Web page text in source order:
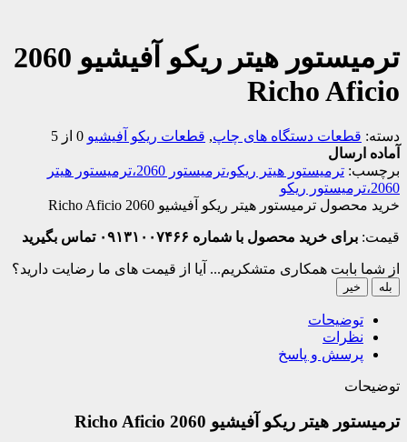
ترمیستور هیتر ریکو آفیشیو 2060
Richo Aficio
دسته: قطعات دستگاه های چاپ, قطعات ریکو آفیشیو 0 از 5
آماده ارسال
برچسب:
ترمیستور هیتر ریکو،ترمیستور 2060،ترمیستور هیتر
2060،ترمیستور ریکو
خرید محصول ترمیستور هیتر ریکو آفیشیو 2060 Richo Aficio
قیمت: برای خرید محصول با شماره ۰۹۱۳۱۰۰۷۴۶۶ تماس بگیرید
از شما بابت همکاری متشکریم... آیا از قیمت های ما رضایت دارید؟
بله خیر
توضیحات
نظرات
پرسش و پاسخ
توضیحات
ترمیستور هیتر ریکو آفیشیو 2060 Richo Aficio